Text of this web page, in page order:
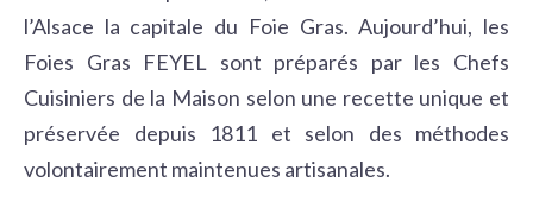
l’Alsace la capitale du Foie Gras. Aujourd’hui, les
Foies Gras FEYEL sont préparés par les Chefs
Cuisiniers de la Maison selon une recette unique et
préservée depuis 1811 et selon des méthodes
volontairement maintenues artisanales.